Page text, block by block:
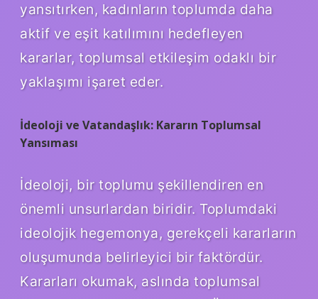
yansıtırken, kadınların toplumda daha
aktif ve eşit katılımını hedefleyen
kararlar, toplumsal etkileşim odaklı bir
yaklaşımı işaret eder.
İdeoloji ve Vatandaşlık: Kararın Toplumsal
Yansıması
İdeoloji, bir toplumu şekillendiren en
önemli unsurlardan biridir. Toplumdaki
ideolojik hegemonya, gerekçeli kararların
oluşumunda belirleyici bir faktördür.
Kararları okumak, aslında toplumsal